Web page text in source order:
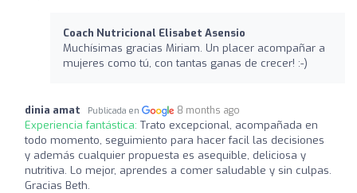
Coach Nutricional Elisabet Asensio
Muchísimas gracias Miriam. Un placer acompañar a
mujeres como tú, con tantas ganas de crecer! :-)
dinia amat Publicada en 8 months ago
Experiencia fantástica: Trato excepcional, acompañada en
todo momento, seguimiento para hacer facil las decisiones
y además cualquier propuesta es asequible, deliciosa y
nutritiva. Lo mejor, aprendes a comer saludable y sin culpas.
Gracias Beth.